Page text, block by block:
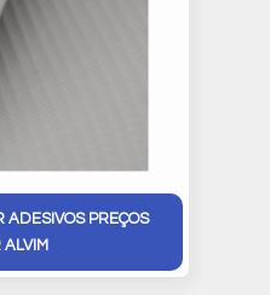
ADESIVOS PREÇOS
ALVIM